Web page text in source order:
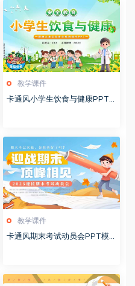
教学课件
卡通风小学生饮食与健康PPT
教学课件
卡通风期末考试动员会PPT模